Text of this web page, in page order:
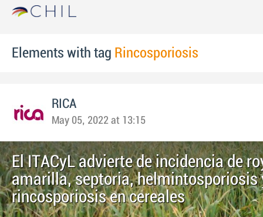
Elements with tag Rincosporiosis
RICA
May 05, 2022 at 13:15
El ITACyL advierte de incidencia de
amarilla, septoria, helmintosporiosis
rincosporiosis en cereales